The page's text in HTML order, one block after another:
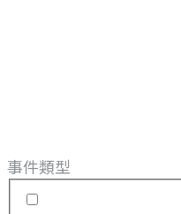
事件類型